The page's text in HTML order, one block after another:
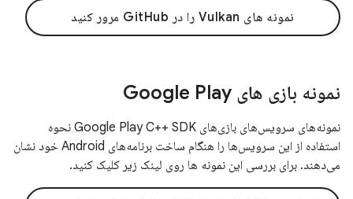
نمونه های Vulkan را در GitHub مرور کنید
نمونه بازی های Google Play
نمونه‌های سرویس‌های بازی‌های Google Play C++ SDK نحوه
استفاده از این سرویس‌ها را هنگام ساخت برنامه‌های Android خود نشان
می‌دهند. برای بررسی این نمونه ها روی لینک زیر کلیک کنید.